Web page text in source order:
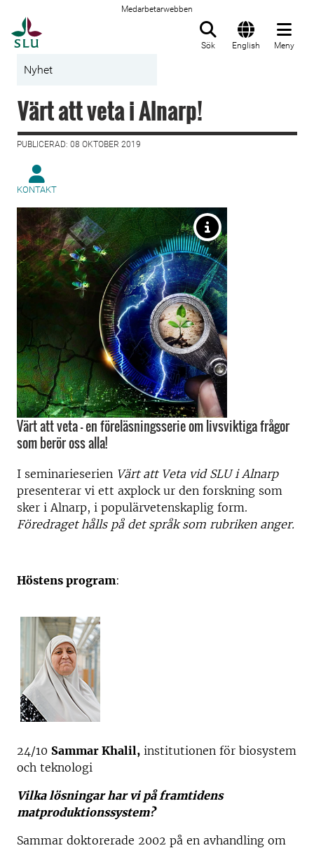
Medarbetarwebben
Sök English Meny
Nyhet
Värt att veta i Alnarp!
PUBLICERAD: 08 OKTOBER 2019
KONTAKT
Värt att veta – en föreläsningsserie om livsviktiga frågor
som berör oss alla!
I seminarieserien Värt att Veta vid SLU i Alnarp
presenterar vi ett axplock ur den forskning som
sker i Alnarp, i populärvetenskaplig form.
Föredraget hålls på det språk som rubriken anger.
Höstens program:
24/10 Sammar Khalil, institutionen för biosystem
och teknologi
Vilka lösningar har vi på framtidens
matproduktionssystem?
Sammar doktorerade 2002 på en avhandling om